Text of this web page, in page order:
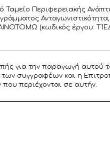
Περιφερειακής
Ανταγωνιστικότητα,
(κωδικός έργου:
για την παραγωγή αυτού
των συγγραφέων και η
περιέχονται σε αυτήν.